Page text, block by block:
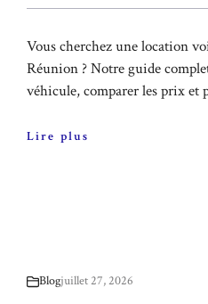
Vous cherchez une location
Réunion ? Notre guide
véhicule, comparer les prix et
Lire plus
Blogjuillet 27, 2026